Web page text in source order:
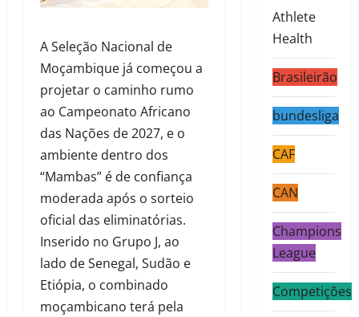
A Seleção Nacional de
Moçambique já começou a
projetar o caminho rumo
ao Campeonato Africano
das Nações de 2027, e o
ambiente dentro dos
“Mambas” é de confiança
moderada após o sorteio
oficial das eliminatórias.
Inserido no Grupo J, ao
lado de Senegal, Sudão e
Etiópia, o combinado
moçambicano terá pela
Athlete
Health
Brasileirão
bundesliga
CAF
CAN
Champions
League
Competições